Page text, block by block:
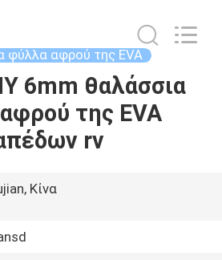
φύλλα αφρού της EVA
6mm θαλάσσια
της EVA
rv
Κίνα